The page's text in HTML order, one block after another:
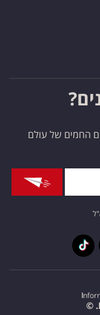
החמים של עולם
I